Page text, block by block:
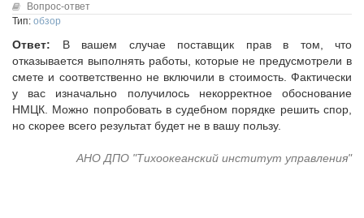
НАСЕЛЕНИЕ И МСУ
Лучшие практики ТОС
Полезные ссылки
Контактная информация
НОВОСТИ
СМИ о нас
МЕТОДИЧЕСКИЙ РАЗДЕЛ
Опыт регионов
Вопрос-ответ
Тип: обзор
Ответ: В вашем случае поставщик прав в том, что
отказывается выполнять работы, которые не предусмотрели в
смете и соответственно не включили в стоимость. Фактически
у вас изначально получилось некорректное обоснование
НМЦК. Можно попробовать в судебном порядке решить спор,
но скорее всего результат будет не в вашу пользу.
АНО ДПО "Тихоокеанский институт управления"